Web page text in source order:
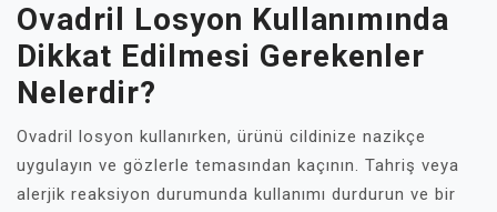
Ovadril Losyon Kullanımında
Dikkat Edilmesi Gerekenler
Nelerdir?
Ovadril losyon kullanırken, ürünü cildinize nazikçe
uygulayın ve gözlerle temasından kaçının. Tahriş veya
alerjik reaksiyon durumunda kullanımı durdurun ve bir